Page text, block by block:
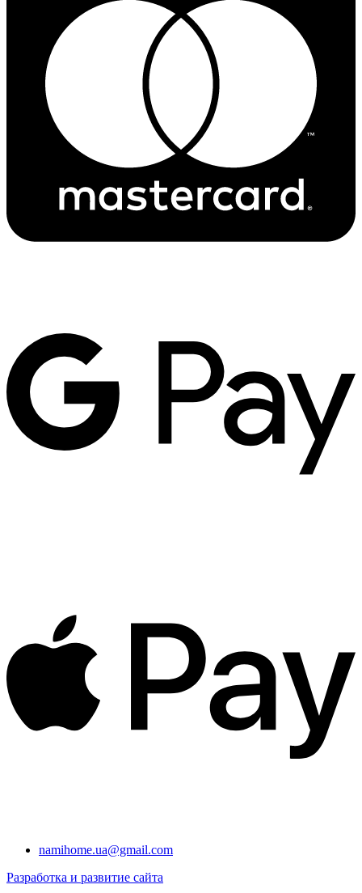
namihome.ua@gmail.com
Разработка и развитие сайта